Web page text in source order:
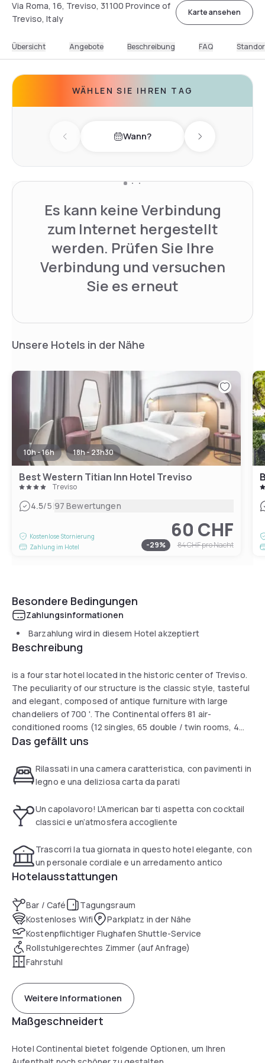
Via Roma, 16, Treviso, 31100 Province of
Treviso, Italy
Karte ansehen
Übersicht Angebote Beschreibung FAQ
WÄHLEN SIE IHREN TAG
Previous day Wann? Next day
Es kann keine Verbindung
zum Internet hergestellt
werden. Prüfen Sie Ihre
Verbindung und versuchen
Sie es erneut
Unsere Hotels in der Nähe
10h - 16h 18h - 23h30
Best Western Titian Inn Hotel Treviso
Treviso
4.5/5|97 Bewertungen
Kostenlose Stornierung
Zahlung im Hotel
60 CHF
-29% 84 CHFpro Nacht
Besondere Bedingungen
Zahlungsinformationen
Barzahlung wird in diesem Hotel akzeptiert
Beschreibung
is a four star hotel located in the historic center of Treviso.
The peculiarity of our structure is the classic style, tasteful
and elegant, composed of antique furniture with large
chandeliers of 700 '. The Continental offers 81 air-
conditioned rooms (12 singles, 65 double / twin rooms, 4
triple convertible into family 3/4/5 beds + 2 Family Junior
all equipped with bathroom shower or bath, telephone,
radio, minibar and safe.
The hotel, which is 600 meters from Piazza dei Signori, is
located opposite the train station and bus station, providing
easy and frequent connections to the airport Canova of
Treviso, Venice (only 1/2 hour from the Grand Canal ) and
from the airport Marco Polo in Venice. Our hotel is designed
mainly to the Guest, in town for business or pleasure, who
love particular settings, period furnishings and some
atmospheres reminiscent of the early twentieth century.
Das gefällt uns
Rilassati in una camera caratteristica, con pavimenti in
legno e una deliziosa carta da parati
Un capolavoro! L’American bar ti aspetta con cocktail
classici e un’atmosfera accogliente
Trascorri la tua giornata in questo hotel elegante, con
un personale cordiale e un arredamento antico
Hotelausstattungen
Bar / Café
Tagungsraum
Kostenloses Wifi
Parkplatz in der Nähe
Kostenpflichtiger Flughafen Shuttle-Service
Rollstuhlgerechtes Zimmer (auf Anfrage)
Fahrstuhl
Weitere Informationen
Maßgeschneidert
Hotel Continental bietet folgende Optionen, um Ihren